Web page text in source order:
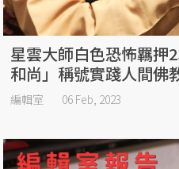
星雲大師白色恐怖羈押
和尚」稱號實踐人間佛
編輯室 06 Feb, 2023